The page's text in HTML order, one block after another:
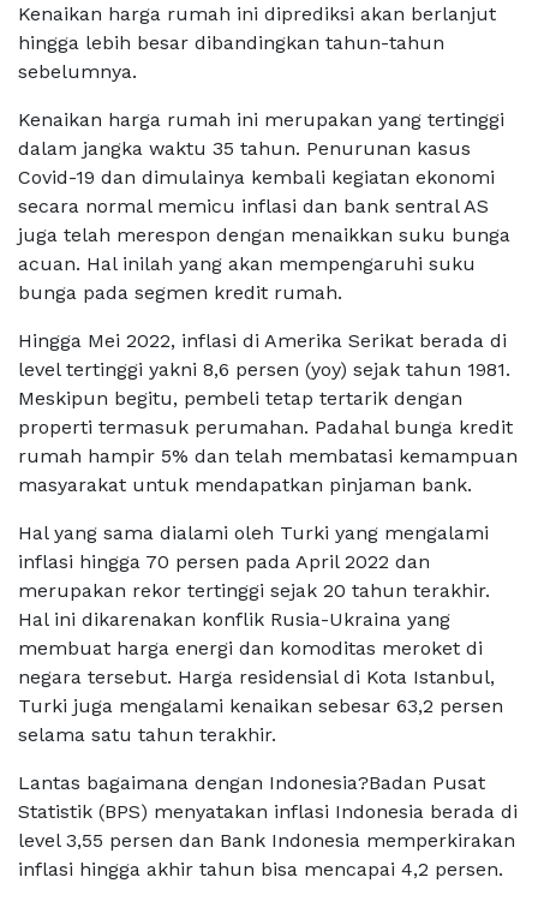
Kenaikan harga rumah ini diprediksi akan berlanjut
hingga lebih besar dibandingkan tahun-tahun
sebelumnya.
Kenaikan harga rumah ini merupakan yang tertinggi
dalam jangka waktu 35 tahun. Penurunan kasus
Covid-19 dan dimulainya kembali kegiatan ekonomi
secara normal memicu inflasi dan bank sentral AS
juga telah merespon dengan menaikkan suku bunga
acuan. Hal inilah yang akan mempengaruhi suku
bunga pada segmen kredit rumah.
Hingga Mei 2022, inflasi di Amerika Serikat berada di
level tertinggi yakni 8,6 persen (yoy) sejak tahun 1981.
Meskipun begitu, pembeli tetap tertarik dengan
properti termasuk perumahan. Padahal bunga kredit
rumah hampir 5% dan telah membatasi kemampuan
masyarakat untuk mendapatkan pinjaman bank.
Hal yang sama dialami oleh Turki yang mengalami
inflasi hingga 70 persen pada April 2022 dan
merupakan rekor tertinggi sejak 20 tahun terakhir.
Hal ini dikarenakan konflik Rusia-Ukraina yang
membuat harga energi dan komoditas meroket di
negara tersebut. Harga residensial di Kota Istanbul,
Turki juga mengalami kenaikan sebesar 63,2 persen
selama satu tahun terakhir.
Lantas bagaimana dengan Indonesia?Badan Pusat
Statistik (BPS) menyatakan inflasi Indonesia berada di
level 3,55 persen dan Bank Indonesia memperkirakan
inflasi hingga akhir tahun bisa mencapai 4,2 persen.